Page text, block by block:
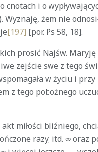
i o
). Wyznaję, żem nie
[197] [por. Ps 58, 18].
prosić Najśw. Maryję
zejście swe z tego
w życiu i
z tego pobożnego
miłości bliźniego,
razy, itd. ∞ oraz